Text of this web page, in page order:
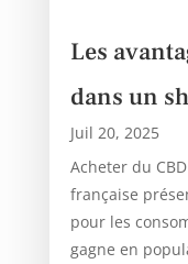
Les
dans un
Juil 20, 2025
Acheter du
française
pour les
gagne en